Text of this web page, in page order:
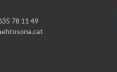
78 11 49